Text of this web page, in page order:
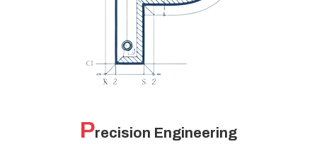
Precision Engineering